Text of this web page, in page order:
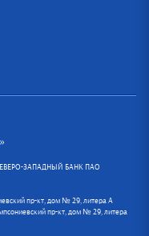
СЕВЕРО-ЗАПАДНЫЙ БАНК ПАО
пр-кт, дом № 29, литера А
пр-кт, дом № 29, литера